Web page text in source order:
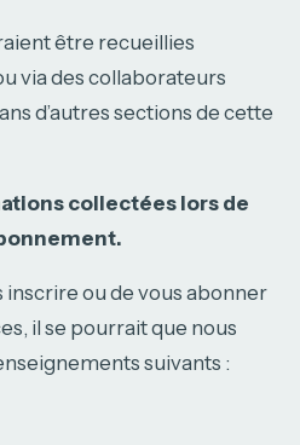
être recueillies
via des collaborateurs
d’autres sections de cette
collectées lors de
inscrire ou de vous abonner
il se pourrait que nous
suivants :